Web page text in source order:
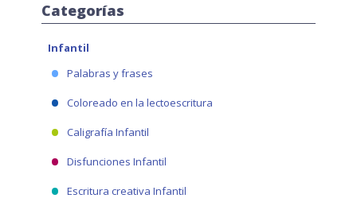
Categorías
Infantil
Palabras y frases
Coloreado en la lectoescritura
Caligrafía Infantil
Disfunciones Infantil
Escritura creativa Infantil